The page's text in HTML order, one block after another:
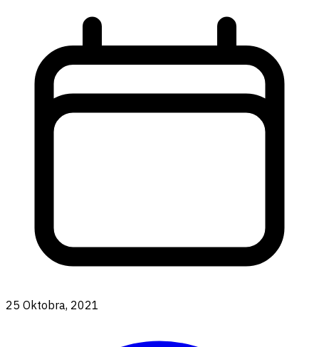
25 Oktobra, 2021